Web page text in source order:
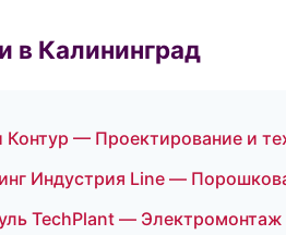
в Калининград
— Проектирование и
Индустрия Line —
TechPlant —